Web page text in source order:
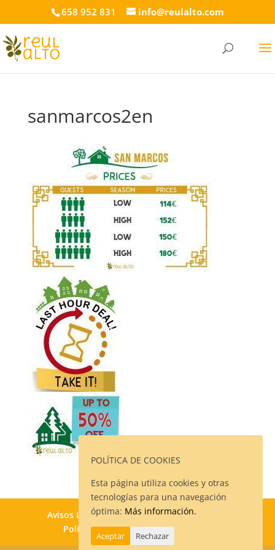
658 952 831 info@reulalto.com
sanmarcos2en
Avisos Legales
Política de Privacidad
Política de Cookies
Contacto
POLÍTICA DE COOKIES
Esta página utiliza cookies y otras
tecnologías para una navegación
óptima: Más información.
Aceptar Rechazar